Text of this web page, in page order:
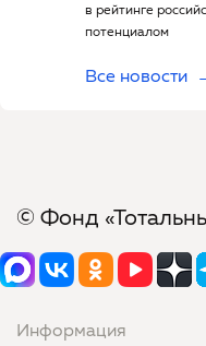
в рейтинге
потенциалом
Все новости
© Фонд
Информация